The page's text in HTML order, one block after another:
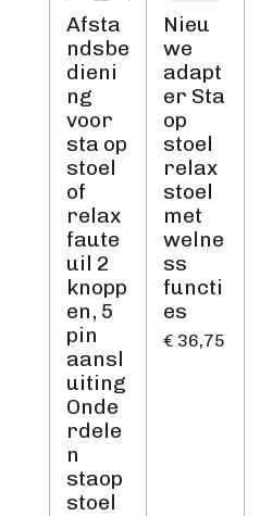
Afsta
ndsbe
dieni
ng
voor
sta op
stoel
of
relax
faute
uil 2
knopp
en, 5
pin
aansl
uiting
Onde
rdele
n
staop
stoel
Nieu
we
adapt
er Sta
op
stoel
relax
stoel
met
welne
ss
functi
es
€ 36,75